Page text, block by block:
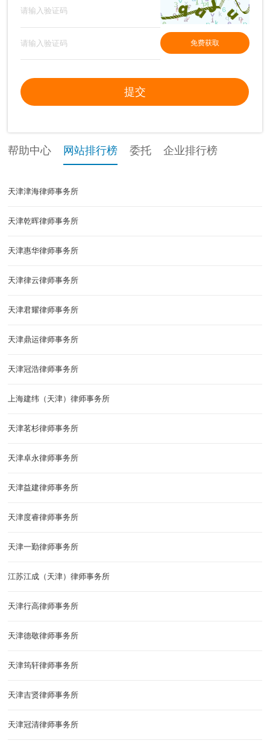
免费获取
提交
帮助中心 网站排行榜 委托 企业排行榜
天津津海律师事务所
天津乾晖律师事务所
天津惠华律师事务所
天津律云律师事务所
天津君耀律师事务所
天津鼎运律师事务所
天津冠浩律师事务所
上海建纬（天津）律师事务所
天津茗杉律师事务所
天津卓永律师事务所
天津益建律师事务所
天津度睿律师事务所
天津一勤律师事务所
江苏江成（天津）律师事务所
天津行高律师事务所
天津德敬律师事务所
天津筠轩律师事务所
天津吉贤律师事务所
天津冠清律师事务所